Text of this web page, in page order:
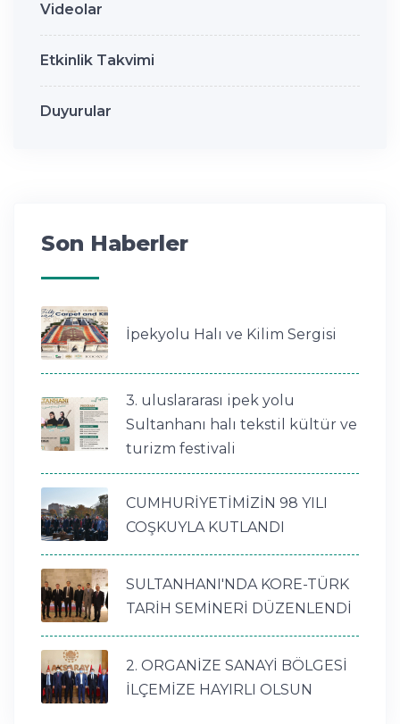
Videolar
Etkinlik Takvimi
Duyurular
Son Haberler
İpekyolu Halı ve Kilim Sergisi
3. uluslararası ipek yolu
Sultanhanı halı tekstil kültür ve
turizm festivali
CUMHURİYETİMİZİN 98 YILI
COŞKUYLA KUTLANDI
SULTANHANI'NDA KORE-TÜRK
TARİH SEMİNERİ DÜZENLENDİ
2. ORGANİZE SANAYİ BÖLGESİ
İLÇEMİZE HAYIRLI OLSUN